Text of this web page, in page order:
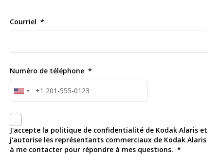
Courriel
Numéro de téléphone
J'accepte la politique de confidentialité de Kodak Alaris et
j'autorise les représentants commerciaux de Kodak Alaris
à me contacter pour répondre à mes questions.